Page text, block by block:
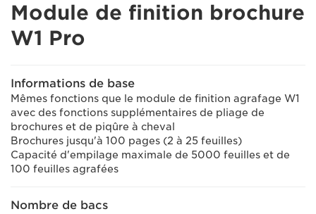
Module de finition brochure
W1 Pro
Informations de base
Mêmes fonctions que le module de finition agrafage W1
avec des fonctions supplémentaires de pliage de
brochures et de piqûre à cheval
Brochures jusqu'à 100 pages (2 à 25 feuilles)
Capacité d'empilage maximale de 5000 feuilles et de
100 feuilles agrafées
Nombre de bacs